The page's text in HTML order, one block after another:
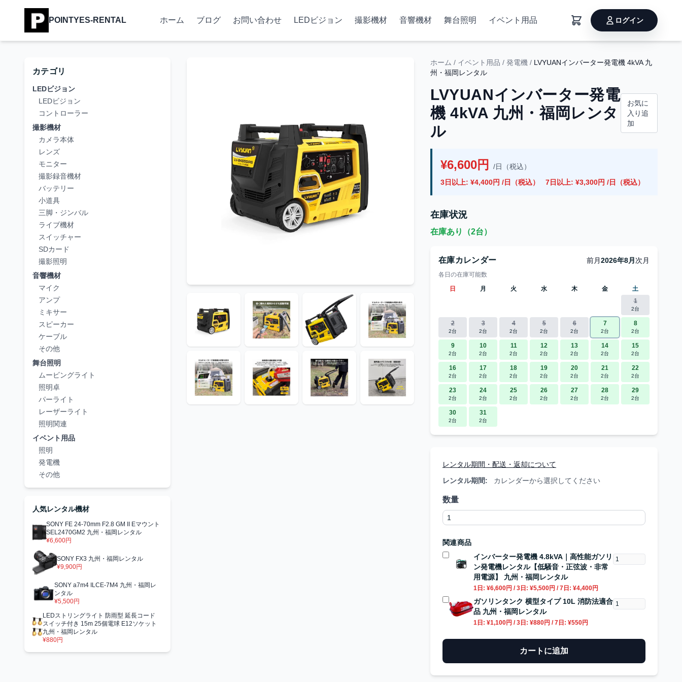
POINTYES-RENTAL ホーム ブログ お問い合わせ LEDビジョン 撮影機材 音響機材 舞台照明 イベント用品 ログイン
カテゴリ
LEDビジョン
LEDビジョン
コントローラー
撮影機材
カメラ本体
レンズ
モニター
撮影録音機材
バッテリー
小道具
三脚・ジンバル
ライブ機材
スイッチャー
SDカード
撮影照明
音響機材
マイク
アンプ
ミキサー
スピーカー
ケーブル
その他
舞台照明
ムービングライト
照明卓
パーライト
レーザーライト
照明関連
イベント用品
照明
発電機
その他
人気レンタル機材
SONY FE 24-70mm F2.8 GM II Eマウント
SEL2470GM2 九州・福岡レンタル
¥6,600円
SONY FX3 九州・福岡レンタル
¥9,900円
SONY a7m4 ILCE-7M4 九州・福岡レ
ンタル
¥5,500円
LEDストリングライト 防雨型 延長コード
スイッチ付き 15m 25個電球 E12ソケット
九州・福岡レンタル
¥880円
ホーム / イベント用品 / 発電機 / LVYUANインバーター発電機 4kVA 九
州・福岡レンタル
LVYUANインバーター発電
機 4kVA 九州・福岡レンタ
ル
お気に
入り追
加
¥6,600円
/日（税込）
3日以上: ¥4,400円 /日（税込）
7日以上: ¥3,300円 /日（税込）
在庫状況
在庫あり（2台）
在庫カレンダー 前月2026年8月 次月
各日の在庫可能数
日
月 火 水 木 金
土
1
2台
2
2台
3
2台
4
2台
5
2台
6
2台
7
2台
8
2台
9
2台
10
2台
11
2台
12
2台
13
2台
14
2台
15
2台
16
2台
17
2台
18
2台
19
2台
20
2台
21
2台
22
2台
23
2台
24
2台
25
2台
26
2台
27
2台
28
2台
29
2台
30
2台
31
2台
レンタル期間・配送・返却について
レンタル期間:
カレンダーから選択してください
数量
関連商品
インバーター発電機 4.8kVA｜高性能ガソリ
ン発電機レンタル【低騒音・正弦波・非常
用電源】 九州・福岡レンタル
1日: ¥6,600円 / 3日: ¥5,500円 / 7日: ¥4,400円
ガソリンタンク 横型タイプ 10L 消防法適合
品 九州・福岡レンタル
1日: ¥1,100円 / 3日: ¥880円 / 7日: ¥550円
カートに追加